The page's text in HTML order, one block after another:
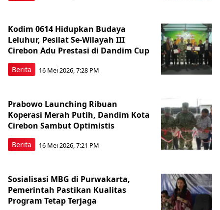
Berita
Kodim 0614 Hidupkan Budaya
Leluhur, Pesilat Se-Wilayah III
Cirebon Adu Prestasi di Dandim Cup
16 Mei 2026, 7:28 PM
Berita
Prabowo Launching Ribuan
Koperasi Merah Putih, Dandim Kota
Cirebon Sambut Optimistis
16 Mei 2026, 7:21 PM
Sosialisasi MBG di Purwakarta,
Pemerintah Pastikan Kualitas
Program Tetap Terjaga